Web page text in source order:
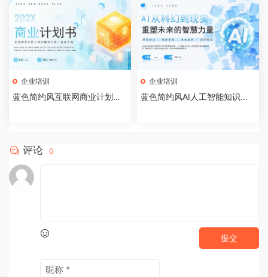
企业培训
蓝色简约风互联网商业计划书P
企业培训
蓝色简约风AI人工智能知识科
评论 0
提交